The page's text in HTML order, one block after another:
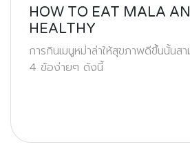
HOW TO EAT MALA
HEALTHY
การกินเมนูหม่าล่าให้สุขภาพดีขึ้นนั้นส
4 ข้อง่ายๆ ดังนี้